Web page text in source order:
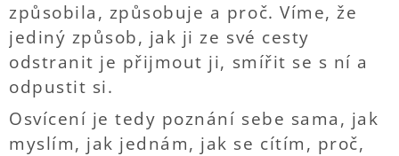
způsobila, způsobuje a proč. Víme, že
jediný způsob, jak ji ze své cesty
odstranit je přijmout ji, smířit se s ní a
odpustit si.
Osvícení je tedy poznání sebe sama, jak
myslím, jak jednám, jak se cítím, proč,